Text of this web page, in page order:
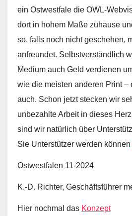
ein Ostwestfale die OWL-
dort in hohem Maße zuhause
so, falls noch nicht geschehen,
anfreundet. Selbstverständlich
Medium auch Geld verdienen
wie die meisten anderen Print –
auch. Schon jetzt stecken wir
unbezahlte Arbeit in dieses
sind wir natürlich über
Sie Unterstützer werden können
Ostwestfalen 11-2024
K.-D. Richter, Geschäftsführer
Hier nochmal das Konzept